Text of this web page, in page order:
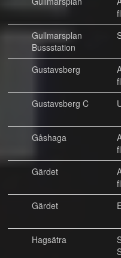
Gullmarsplan
Bussstation
Gustavsberg
Gustavsberg C
Gåshaga
Gärdet
Gärdet
Hagsätra